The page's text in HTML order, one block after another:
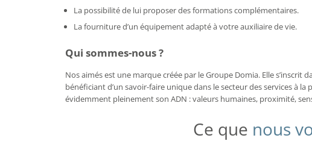
La possibilité de lui proposer des formations complémentaires.
La fourniture d’un équipement adapté à votre auxiliaire de vie.
Qui sommes-nous ?
Nos aimés est une marque créée par le Groupe Domia. Elle
bénéficiant d’un savoir-faire unique dans le secteur des services à
évidemment pleinement son ADN : valeurs humaines, proximité,
Ce que nous